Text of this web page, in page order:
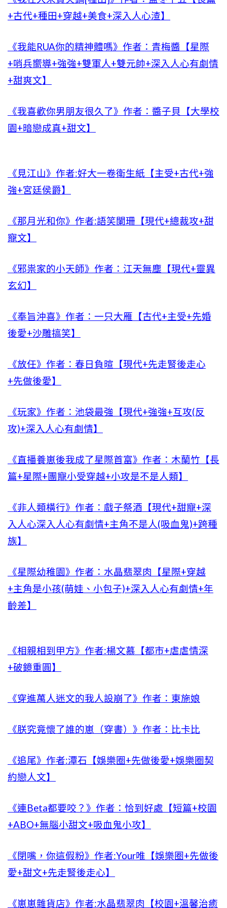
+古代+種田+穿越+美食+深入人心渣】
《我能RUA你的精神體嗎》作者：青梅醬【星際
+哨兵嚮導+強強+雙軍人+雙元帥+深入人心有劇情
+甜爽文】
《我喜歡你男朋友很久了》作者：醬子貝【大學校
園+暗戀成真+甜文】
《見江山》作者:好大一卷衛生紙【主受+古代+強
強+宮廷侯爵】
《那月光和你》作者:語笑闌珊【現代+總裁攻+甜
寵文】
《邪祟家的小天師》作者：江天無塵【現代+靈異
玄幻】
《奉旨沖喜》作者：一只大雁【古代+主受+先婚
後愛+沙雕搞笑】
《放任》作者：春日負暄【現代+先走腎後走心
+先做後愛】
《玩家》作者：池袋最強【現代+強強+互攻(反
攻)+深入人心有劇情】
《直播養崽後我成了星際首富》作者：木蘭竹【長
篇+星際+團寵小受穿越+小攻是不是人類】
《非人類橫行》作者：戲子祭酒【現代+甜寵+深
入人心深入人心有劇情+主角不是人(吸血鬼)+跨種
族】
《星際幼稚園》作者：水晶翡翠肉【星際+穿越
+主角是小孩(萌娃、小包子)+深入人心有劇情+年
齡差】
《相親相到甲方》作者:楊文慕【都市+虐虐情深
+破鏡重圓】
《穿進萬人迷文的我人設崩了》作者：東施娘
《朕究竟懷了誰的崽（穿書）》作者：比卡比
《追尾》作者:潭石【娛樂圈+先做後愛+娛樂圈契
約戀人文】
《連Beta都要咬？》作者：恰到好處【短篇+校園
+ABO+無腦小甜文+吸血鬼小攻】
《閉嘴，你這假粉》作者:Your唯【娛樂圈+先做後
愛+甜文+先走腎後走心】
《崽崽雜貨店》作者:水晶翡翠肉【校園+溫馨治癒